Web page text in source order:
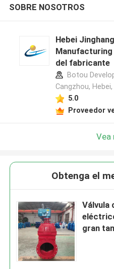
SOBRE NOSOTROS
Hebei
del fabricante
Botou
Cangzhou,
5.0
Proveedor
Vea
Obtenga el
Válvula
gran